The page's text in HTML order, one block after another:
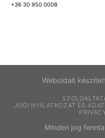
+36 30 950 0008
Weboldalt
JOGI NYILATKOZAT ÉS
Minden jog